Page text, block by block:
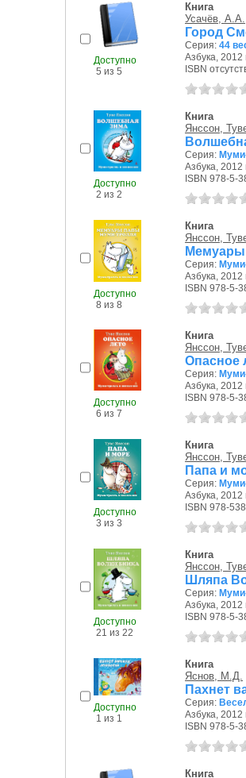
Доступно
5 из 5
Книга
Усачёв, А.А.
Город
Серия: 44
Азбука, 2012
ISBN
Доступно
2 из 2
Книга
Янссон,
Серия:
Азбука, 2012
ISBN 978-5-
Доступно
8 из 8
Книга
Янссон,
Мемуары
Серия:
Азбука, 2012
ISBN 978-5-
Доступно
6 из 7
Книга
Янссон,
Опасное
Серия:
Азбука, 2012
ISBN 978-5-
Доступно
3 из 3
Книга
Янссон,
Папа и
Серия:
Азбука, 2012
ISBN 978-
Доступно
21 из 22
Книга
Янссон,
Шляпа
Серия:
Азбука, 2012
ISBN 978-5-
Доступно
1 из 1
Книга
Яснов, М.Д.
Пахнет
Серия:
Азбука, 2012
ISBN 978-5-
Книга